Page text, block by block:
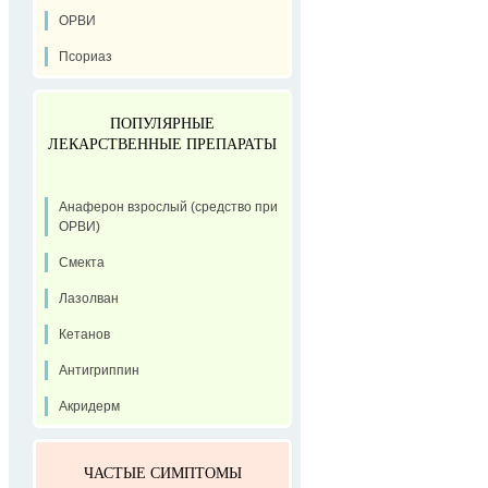
ОРВИ
Псориаз
ПОПУЛЯРНЫЕ
ЛЕКАРСТВЕННЫЕ ПРЕПАРАТЫ
Анаферон взрослый (средство при
ОРВИ)
Смекта
Лазолван
Кетанов
Антигриппин
Акридерм
ЧАСТЫЕ СИМПТОМЫ